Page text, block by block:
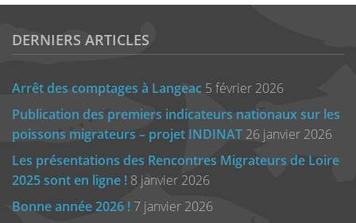
DERNIERS ARTICLES
Arrêt des comptages à Langeac 5 février 2026
Publication des premiers indicateurs nationaux sur les
poissons migrateurs – projet INDINAT 26 janvier 2026
Les présentations des Rencontres Migrateurs de Loire
2025 sont en ligne ! 8 janvier 2026
Bonne année 2026 ! 7 janvier 2026